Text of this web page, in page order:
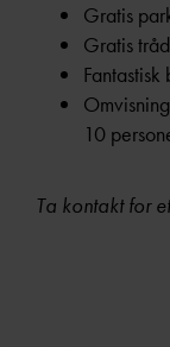
Gratis
Gratis
10
Ta kontakt for